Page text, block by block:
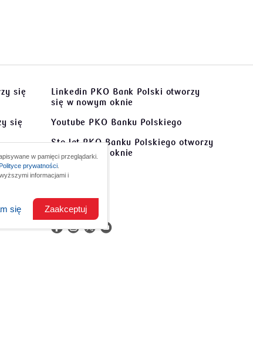
się
się
Linkedin PKO Bank Polski otworzy
się w nowym oknie
Youtube PKO Banku Polskiego
Sto lat PKO Banku Polskiego otworzy
się w nowym oknie
Kontakt
w pamięci przeglądarki.
prywatności
informacjami i
Zaakceptuj
się